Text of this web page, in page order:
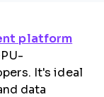
platform
It's ideal
data